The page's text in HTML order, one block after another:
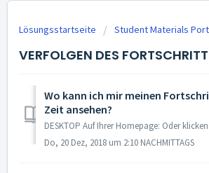
Lösungsstartseite Student Materials
VERFOLGEN DES
Wo kann ich mir meinen
Zeit ansehen?
Do, 20 Dez, 2018 um 2:10 NACHMITTAGS